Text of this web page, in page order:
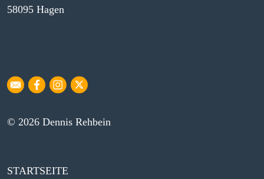
58095 Hagen
© 2026 Dennis Rehbein
STARTSEITE